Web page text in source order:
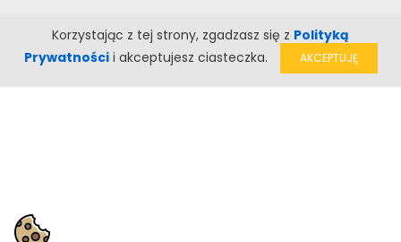
Korzystając z tej strony, zgadzasz się z Polityką
Prywatnościi akceptujesz ciasteczka. AKCEPTUJĘ